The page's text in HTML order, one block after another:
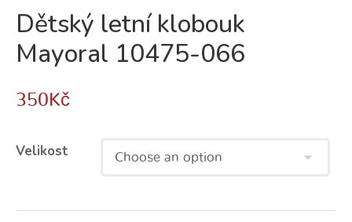
Dětský letní klobouk
Mayoral 10475-066
350 Kč
Velikost